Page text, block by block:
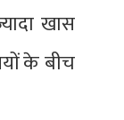
खास
के बीच